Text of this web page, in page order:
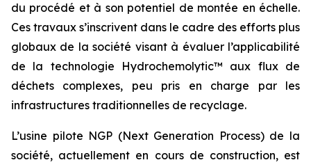
du procédé et à son potentiel de montée en échelle.
Ces travaux s’inscrivent dans le cadre des efforts plus
globaux de la société visant à évaluer l’applicabilité
de la technologie Hydrochemolytic™ aux flux de
déchets complexes, peu pris en charge par les
infrastructures traditionnelles de recyclage.
L’usine pilote NGP (Next Generation Process) de la
société, actuellement en cours de construction, est